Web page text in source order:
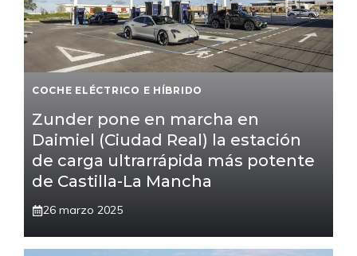
COCHE ELÉCTRICO E HÍBRIDO
Zunder pone en marcha en
Daimiel (Ciudad Real) la estación
de carga ultrarrápida más potente
de Castilla-La Mancha
26 marzo 2025